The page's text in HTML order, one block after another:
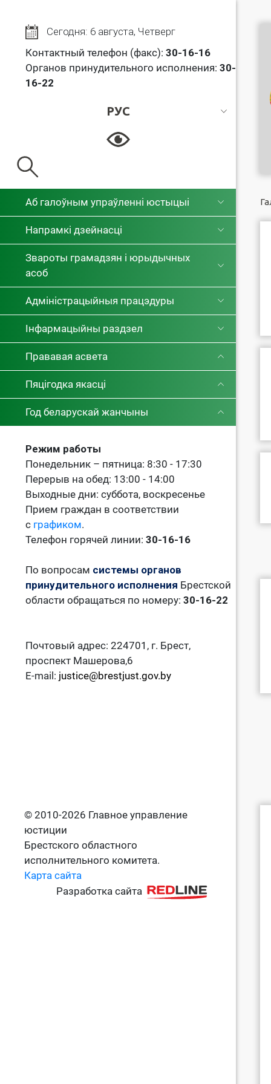
Сегодня: 6 августа, Четверг
Контактный телефон (факс): 30-16-16
Органов принудительного исполнения: 30-
16-22
РУС
РУС
Аб галоўным упраўленні юстыцыі
Напрамкі дзейнасці
Звароты грамадзян і юрыдычных
асоб
Адміністрацыйныя працэдуры
Інфармацыйны раздзел
Прававая асвета
Пяцігодка якасці
Год беларускай жанчыны
Режим работы
Понедельник – пятница: 8:30 - 17:30
Перерыв на обед: 13:00 - 14:00
Выходные дни: суббота, воскресенье
Прием граждан в соответствии
с графиком.
Телефон горячей линии: 30-16-16
По вопросам системы органов
принудительного исполнения Брестской
области обращаться по номеру: 30-16-22
Почтовый адрес: 224701, г. Брест,
проспект Машерова,6
E-mail: justice@brestjust.gov.by
© 2010-2026 Главное управление
юстиции
Брестского областного
исполнительного комитета.
Карта сайта
Разработка сайта